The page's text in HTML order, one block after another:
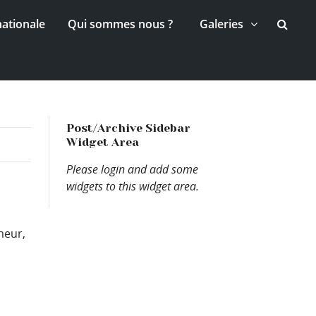
Qui sommes nous ? Galeries
Post/Archive Sidebar
Widget Area
Please login and add some
widgets to this widget area.